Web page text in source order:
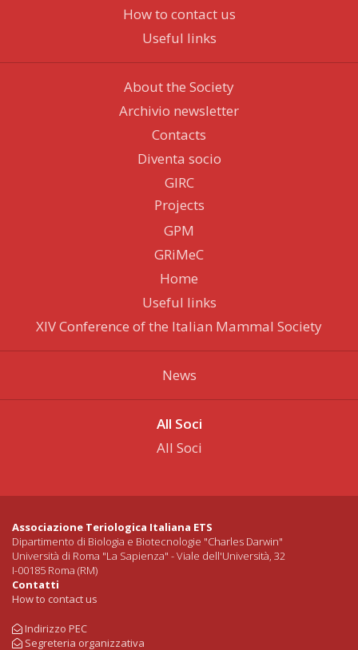
How to contact us
Useful links
About the Society
Archivio newsletter
Contacts
Diventa socio
GIRC
Projects
GPM
GRiMeC
Home
Useful links
XIV Conference of the Italian Mammal Society
News
All Soci
All Soci
Associazione Teriologica Italiana ETS
Dipartimento di Biologia e Biotecnologie "Charles Darwin"
Università di Roma "La Sapienza" - Viale dell'Università, 32
I-00185 Roma (RM)
Contatti
How to contact us
Indirizzo PEC
Segreteria organizzativa